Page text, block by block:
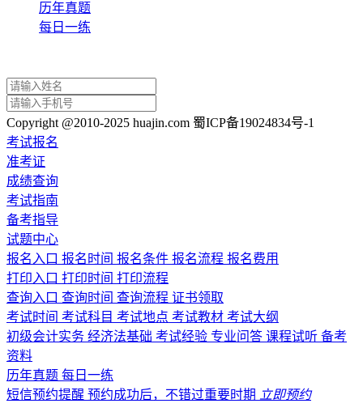
历年真题
每日一练
Copyright @2010-2025 huajin.com 蜀ICP备19024834号-1
考试报名
准考证
成绩查询
考试指南
备考指导
试题中心
报名入口 报名时间 报名条件 报名流程 报名费用
打印入口 打印时间 打印流程
查询入口 查询时间 查询流程 证书领取
考试时间 考试科目 考试地点 考试教材 考试大纲
初级会计实务 经济法基础 考试经验 专业问答 课程试听 备考
资料
历年真题 每日一练
短信预约提醒 预约成功后，不错过重要时期 立即预约